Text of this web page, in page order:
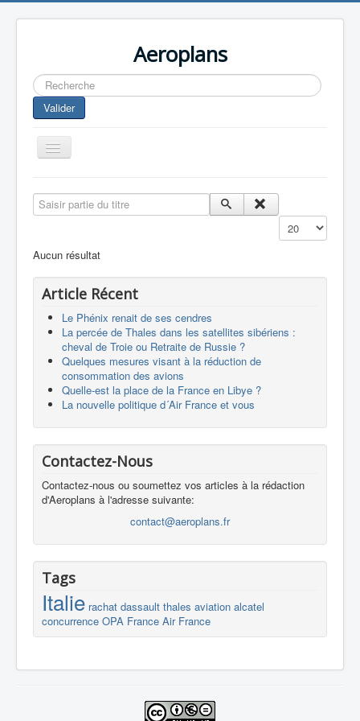
Aeroplans
Rechercher
Valider
Toggle
Navigation
Aviation Commerciale
Europespace
Drones
Saisir partie du titre
Affichage #
Aucun résultat
Article Récent
Le Phénix renait de ses cendres
La percée de Thales dans les satellites sibériens :
cheval de Troie ou Retraite de Russie ?
Quelques mesures visant à la réduction de
consommation des avions
Quelle-est la place de la France en Libye ?
La nouvelle politique d´Air France et vous
Contactez-Nous
Contactez-nous ou soumettez vos articles à la rédaction
d'Aeroplans à l'adresse suivante:
contact@aeroplans.fr
Tags
Italie rachat dassault thales aviation alcatel
concurrence OPA France Air France